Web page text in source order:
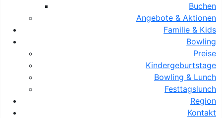
Buchen
Angebote & Aktionen
Familie & Kids
Bowling
Preise
Kindergeburtstage
Bowling & Lunch
Festtagslunch
Region
Kontakt